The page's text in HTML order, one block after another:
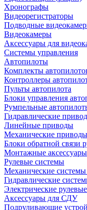
Хронографы
Видеорегистраторы
Подводные
Видеокамеры
Аксессуары для
Системы управления
Автопилоты
Комплекты
Контроллеры
Пульты автопилота
Блоки управления
Румпельные
Гидравлические
Линейные приводы
Механические приводы
Блоки обратной связи
Монтажные аксессуары
Рулевые системы
Механические
Гидравлические
Электрические
Аксессуары для СДУ
Подруливающие